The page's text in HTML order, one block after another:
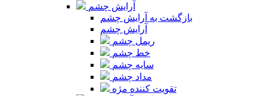
آرایش چشم
بازگشت به آرایش چشم
آرایش چشم
ریمل چشم
خط چشم
سایه چشم
مداد چشم
تقویت کننده مژه